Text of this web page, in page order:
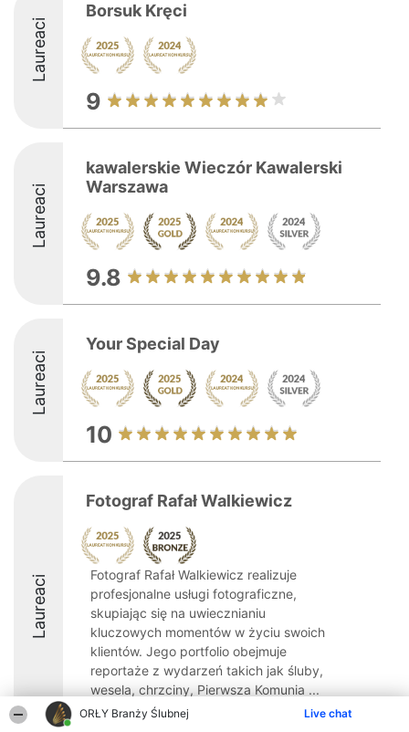
ORŁY Branży Ślubnej Live chat
Laureaci
Borsuk Kręci
9
Laureaci
kawalerskie Wieczór Kawalerski
Warszawa
9.8
Laureaci
Your Special Day
10
Laureaci
Fotograf Rafał Walkiewicz
Fotograf Rafał Walkiewicz realizuje
profesjonalne usługi fotograficzne,
skupiając się na uwiecznianiu
kluczowych momentów w życiu swoich
klientów. Jego portfolio obejmuje
reportaże z wydarzeń takich jak śluby,
wesela, chrzciny, Pierwsza Komunia ...
9.1